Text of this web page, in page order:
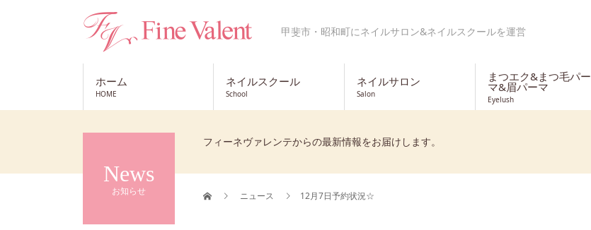
甲斐市・昭和町にネイルサロン&ネイルスクールを運営
ホーム
HOME
ネイルスクール
School
ネイルサロン
Salon
まつエク&まつ毛パー
マ&眉パーマ
Eyelush
News
お知らせ
フィーネヴァレンテからの最新情報をお届けします。
ニュース 12月7日予約状況☆